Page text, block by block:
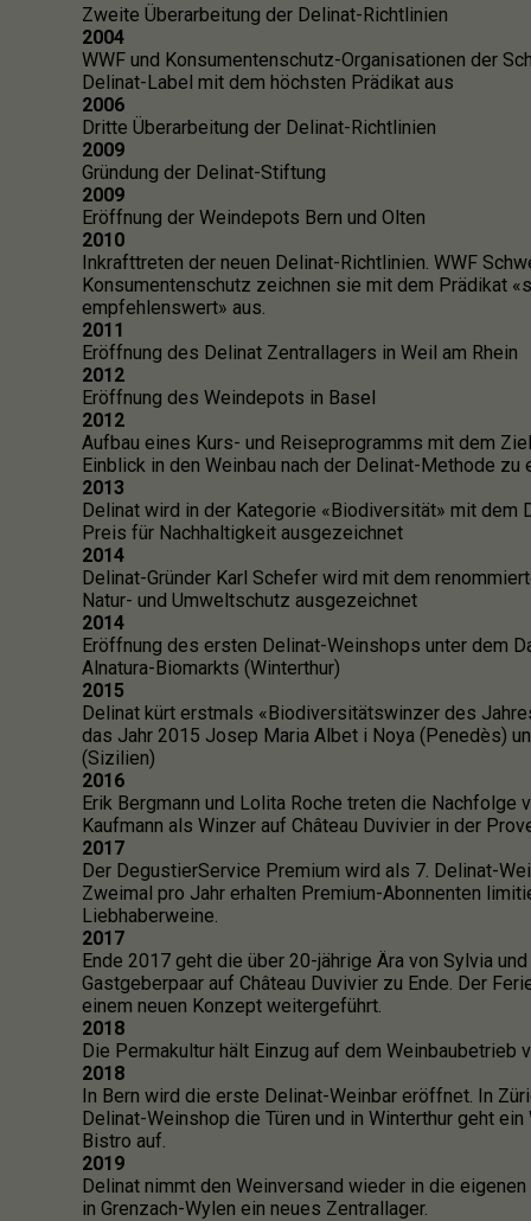
Zweite Überarbeitung der Delinat-Richtlinien
2004
WWF und Konsumentenschutz-Organisationen der
Delinat-Label mit dem höchsten Prädikat aus
2006
Dritte Überarbeitung der Delinat-Richtlinien
2009
Gründung der Delinat-Stiftung
2009
Eröffnung der Weindepots Bern und Olten
2010
Inkrafttreten der neuen Delinat-Richtlinien. WWF
Konsumentenschutz zeichnen sie mit dem Prädikat
empfehlenswert» aus.
2011
Eröffnung des Delinat Zentrallagers in Weil am Rhein
2012
Eröffnung des Weindepots in Basel
2012
Aufbau eines Kurs- und Reiseprogramms mit dem
Einblick in den Weinbau nach der Delinat-Methode zu
2013
Delinat wird in der Kategorie «Biodiversität» mit dem
Preis für Nachhaltigkeit ausgezeichnet
2014
Delinat-Gründer Karl Schefer wird mit dem
Natur- und Umweltschutz ausgezeichnet
2014
Eröffnung des ersten Delinat-Weinshops unter dem
Alnatura-Biomarkts (Winterthur)
2015
Delinat kürt erstmals «Biodiversitätswinzer des
das Jahr 2015 Josep Maria Albet i Noya (Penedès)
(Sizilien)
2016
Erik Bergmann und Lolita Roche treten die Nachfolge
Kaufmann als Winzer auf Château Duvivier in der
2017
Der DegustierService Premium wird als 7. Delinat-
Zweimal pro Jahr erhalten Premium-Abonnenten
Liebhaberweine.
2017
Ende 2017 geht die über 20-jährige Ära von Sylvia
Gastgeberpaar auf Château Duvivier zu Ende. Der
einem neuen Konzept weitergeführt.
2018
Die Permakultur hält Einzug auf dem Weinbaubetrieb
2018
In Bern wird die erste Delinat-Weinbar eröffnet. In
Delinat-Weinshop die Türen und in Winterthur geht
Bistro auf.
2019
Delinat nimmt den Weinversand wieder in die
in Grenzach-Wylen ein neues Zentrallager.